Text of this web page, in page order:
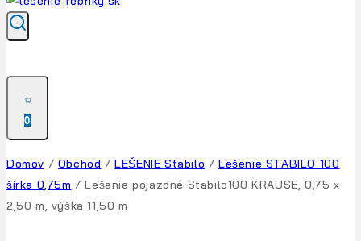
0
Domov / Obchod / LEŠENIE Stabilo / Lešenie STABILO 100
šírka 0,75m / Lešenie pojazdné Stabilo100 KRAUSE, 0,75 x
2,50 m, výška 11,50 m